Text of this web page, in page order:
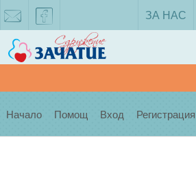
facebook
ЗА НАС
Начало Помощ Вход Регистрация